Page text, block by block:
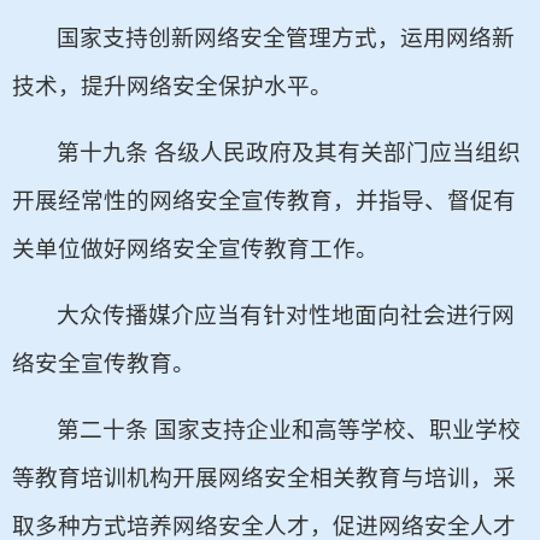
国家支持创新网络安全管理方式，运用网络新
技术，提升网络安全保护水平。
第十九条 各级人民政府及其有关部门应当组织
开展经常性的网络安全宣传教育，并指导、督促有
关单位做好网络安全宣传教育工作。
大众传播媒介应当有针对性地面向社会进行网
络安全宣传教育。
第二十条 国家支持企业和高等学校、职业学校
等教育培训机构开展网络安全相关教育与培训，采
取多种方式培养网络安全人才，促进网络安全人才